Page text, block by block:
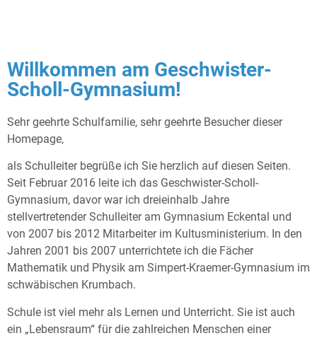
Willkommen am Geschwister-
Scholl-Gymnasium!
Sehr geehrte Schulfamilie, sehr geehrte Besucher dieser
Homepage,
als Schulleiter begrüße ich Sie herzlich auf diesen Seiten.
Seit Februar 2016 leite ich das Geschwister-Scholl-
Gymnasium, davor war ich dreieinhalb Jahre
stellvertretender Schulleiter am Gymnasium Eckental und
von 2007 bis 2012 Mitarbeiter im Kultusministerium. In den
Jahren 2001 bis 2007 unterrichtete ich die Fächer
Mathematik und Physik am Simpert-Kraemer-Gymnasium im
schwäbischen Krumbach.
Schule ist viel mehr als Lernen und Unterricht. Sie ist auch
ein „Lebensraum“ für die zahlreichen Menschen einer